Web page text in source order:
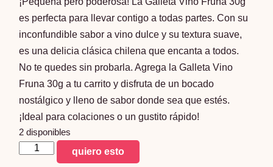
es perfecta para llevar contigo a todas partes. Con su
inconfundible sabor a vino dulce y su textura suave,
es una delicia clásica chilena que encanta a todos.
No te quedes sin probarla. Agrega la Galleta Vino
Fruna 30g a tu carrito y disfruta de un bocado
nostálgico y lleno de sabor donde sea que estés.
¡Ideal para colaciones o un gustito rápido!
2 disponibles
Galleta
quiero esto